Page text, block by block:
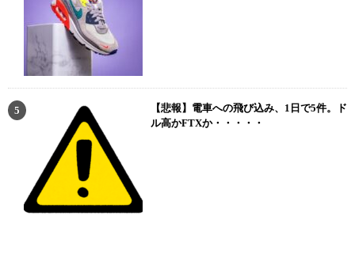
【悲報】電車への飛び込み、1日で5件。ド
ル高かFTXか・・・・・